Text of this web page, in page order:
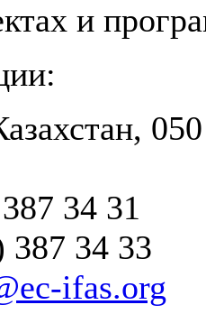
и
34 31
387 34 33
ifas.org